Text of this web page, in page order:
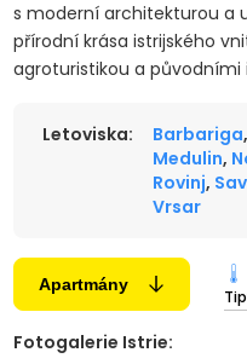
s moderní architekturou a
přírodní krása istrijského
agroturistikou a původními
Letoviska: Barbariga,
Medulin,
Rovinj,
Vrsar
Apartmány
Fotogalerie Istrie: